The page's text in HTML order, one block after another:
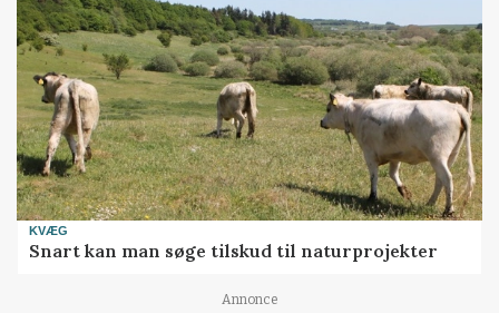
KVÆG
Snart kan man søge tilskud til naturprojekter
Annonce